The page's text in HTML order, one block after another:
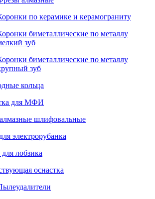
по керамике и керамограниту
биметаллические по металлу
зуб
биметаллические по металлу
зуб
кольца
для МФИ
шлифовальные
электрорубанка
лобзика
оснастка